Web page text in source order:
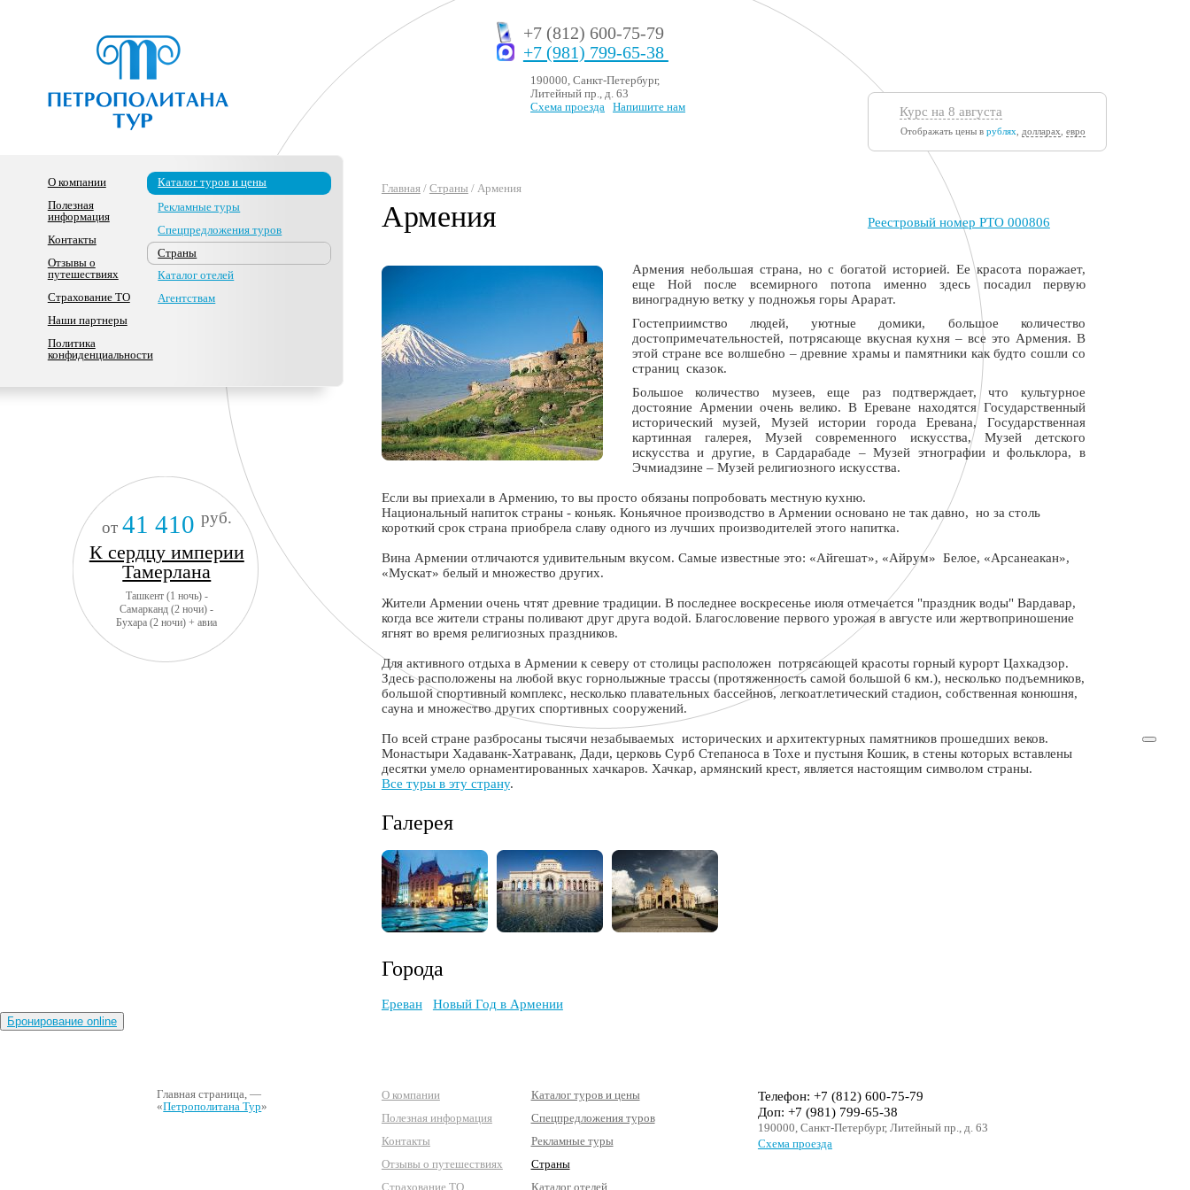
+7 (812) 600-75-79
+7 (981) 799-65-38
190000, Санкт-Петербург,
Литейный пр., д. 63
Схема проезда
Напишите нам Курс на 8 августа
Отображать цены в рублях долларах евро
О компании
Полезная
информация
Контакты
Отзывы о
путешествиях
Страхование ТО
Наши партнеры
Политика
конфиденциальности
Каталог туров и цены
Рекламные туры
Спецпредложения туров
Страны
Каталог отелей
Агентствам
от 41 410 руб.
К сердцу империи
Тамерлана
Ташкент (1 ночь) -
Самарканд (2 ночи) -
Бухара (2 ночи) + авиа
Реестровый номер РТО 000806
Главная/ Страны / Армения
Армения
Армения небольшая страна, но с богатой историей. Ее красота поражает,
еще Ной после всемирного потопа именно здесь посадил первую
виноградную ветку у подножья горы Арарат.
Гостеприимство людей, уютные домики, большое количество
достопримечательностей, потрясающе вкусная кухня – все это Армения. В
этой стране все волшебно – древние храмы и памятники как будто сошли со
страниц сказок.
Большое количество музеев, еще раз подтверждает, что культурное
достояние Армении очень велико. В Ереване находятся Государственный
исторический музей, Музей истории города Еревана, Государственная
картинная галерея, Музей современного искусства, Музей детского
искусства и другие, в Сардарабаде – Музей этнографии и фольклора, в
Эчмиадзине – Музей религиозного искусства.
Если вы приехали в Армению, то вы просто обязаны попробовать местную кухню.
Национальный напиток страны - коньяк. Коньячное производство в Армении основано не так давно, но за столь
короткий срок страна приобрела славу одного из лучших производителей этого напитка.
Вина Армении отличаются удивительным вкусом. Самые известные это: «Айгешат», «Айрум» Белое, «Арсанеакан»,
«Мускат» белый и множество других.
Жители Армении очень чтят древние традиции. В последнее воскресенье июля отмечается "праздник воды" Вардавар,
когда все жители страны поливают друг друга водой. Благословение первого урожая в августе или жертвоприношение
ягнят во время религиозных праздников.
Для активного отдыха в Армении к северу от столицы расположен потрясающей красоты горный курорт Цахкадзор.
Здесь расположены на любой вкус горнолыжные трассы (протяженность самой большой 6 км.), несколько подъемников,
большой спортивный комплекс, несколько плавательных бассейнов, легкоатлетический стадион, собственная конюшня,
сауна и множество других спортивных сооружений.
По всей стране разбросаны тысячи незабываемых исторических и архитектурных памятников прошедших веков.
Монастыри Хадаванк-Хатраванк, Дади, церковь Сурб Степаноса в Тохе и пустыня Кошик, в стены которых вставлены
десятки умело орнаментированных хачкаров. Хачкар, армянский крест, является настоящим символом страны.
Все туры в эту страну.
Галерея
Города
Ереван Новый Год в Армении
Главная страница , —
«Петрополитана Тур»
О компании
Полезная информация
Контакты
Отзывы о путешествиях
Страхование ТО
Каталог туров и цены
Спецпредложения туров
Рекламные туры
Страны
Каталог отелей
Телефон: +7 (812) 600-75-79
Доп: +7 (981) 799-65-38
190000, Санкт-Петербург, Литейный пр., д. 63
Схема проезда
Бронирование online